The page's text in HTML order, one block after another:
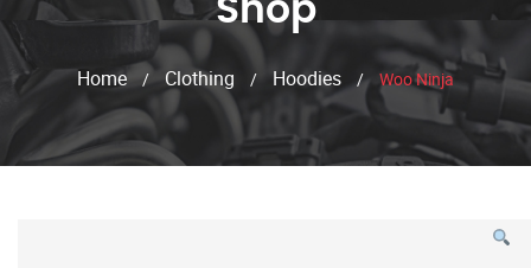
Shop
Home / Clothing / Hoodies / Woo Ninja